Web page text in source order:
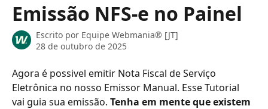
Emissão NFS-e no Painel
Escrito por Equipe Webmania® [JT]
28 de outubro de 2025
Agora é possivel emitir Nota Fiscal de Serviço
Eletrônica no nosso Emissor Manual. Esse Tutorial
vai guia sua emissão. Tenha em mente que existem